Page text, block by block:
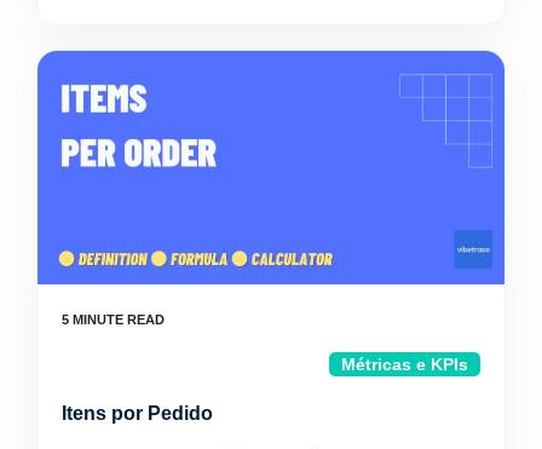
Métricas e KPIs
Itens por Pedido